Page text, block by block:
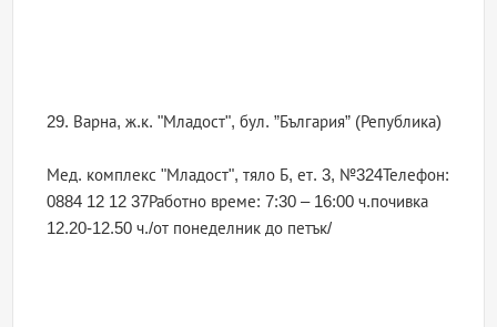
29. Варна, ж.к. "Младост", бул. ”България” (Република)
Мед. комплекс "Младост", тяло Б, ет. 3, №324Телефон:
0884 12 12 37Работно време: 7:30 – 16:00 ч.почивка
12.20-12.50 ч./от понеделник до петък/